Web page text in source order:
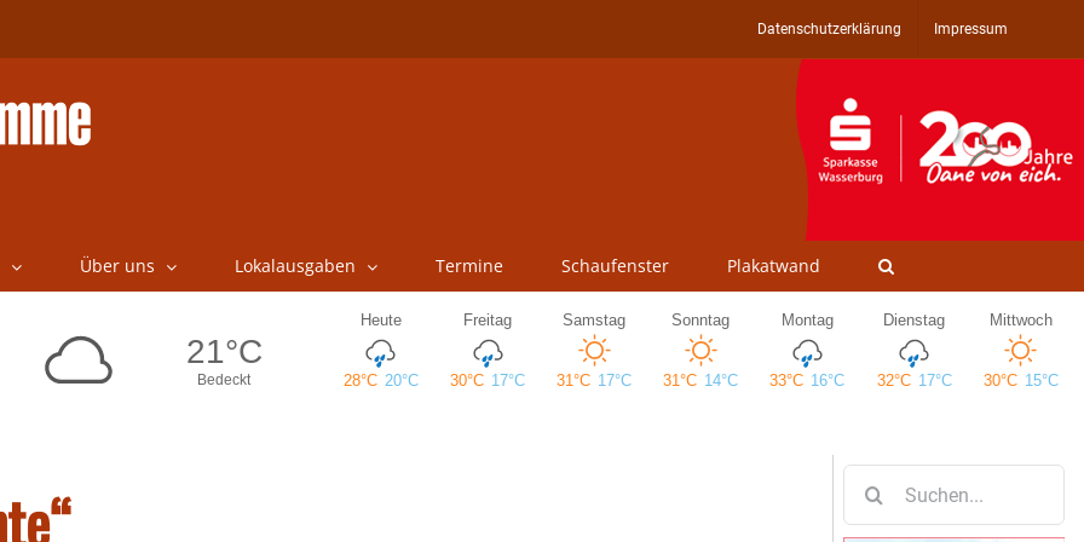
Datenschutzerklärung Impressum
Über uns Lokalausgaben Termine Schaufenster Plakatwand
nach: